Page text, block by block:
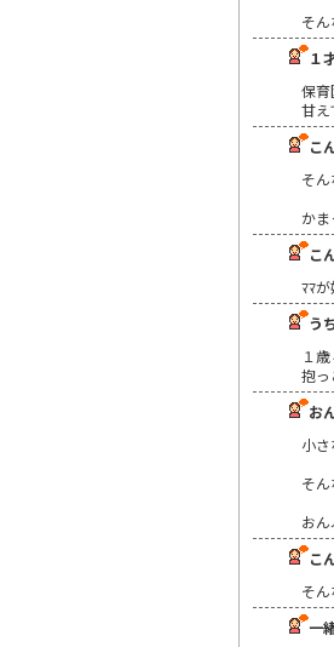
そ
１
保育
甘
こ
そん
かま
こ
ﾏﾏ
う
１
抱っ
お
小
そ
お
こ
そ
一